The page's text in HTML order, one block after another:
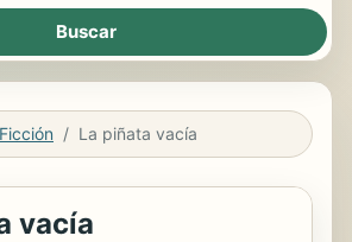
La piñata vacía
vacía